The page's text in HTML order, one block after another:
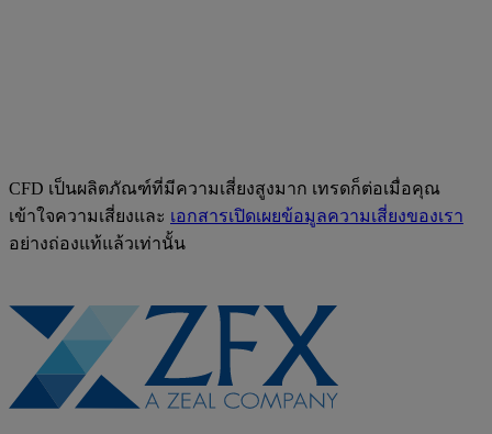
CFD เป็นผลิตภัณฑ์ที่มีความเสี่ยงสูงมาก เทรดก็ต่อเมื่อคุณ
เข้าใจความเสี่ยงและ เอกสารเปิดเผยข้อมูลความเสี่ยงของเรา
อย่างถ่องแท้แล้วเท่านั้น